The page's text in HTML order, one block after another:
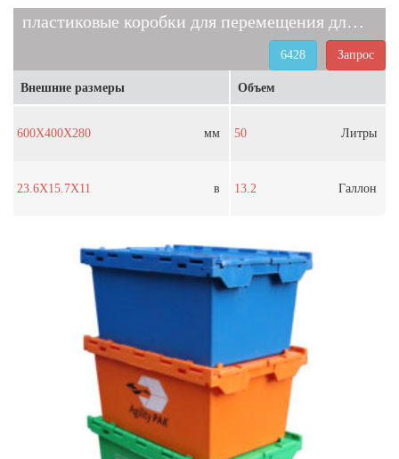
пластиковые коробки для перемещения для продажи 6428
Запрос
6428
Внешние размеры
600X400X280 мм
23.6X15.7X11 в
Объем
50 Литры
13.2 Галлон